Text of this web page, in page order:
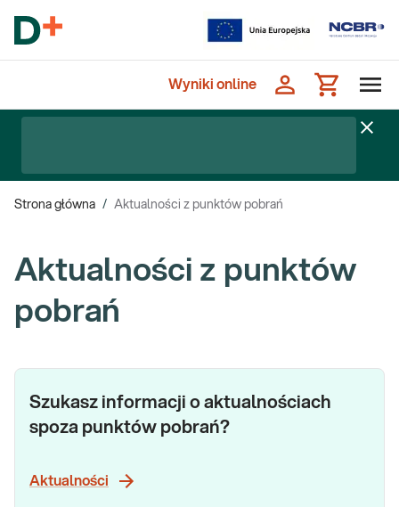
Wyniki online
Strona główna / Aktualności z punktów pobrań
Aktualności z punktów
pobrań
Szukasz informacji o aktualnościach
spoza punktów pobrań?
Aktualności